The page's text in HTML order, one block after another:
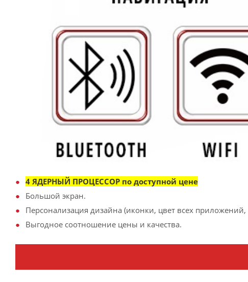
4 ЯДЕРНЫЙ ПРОЦЕССОР по доступной цене
Большой экран.
Персонализация дизайна (иконки, цвет всех приложений,
Выгодное соотношение цены и качества.